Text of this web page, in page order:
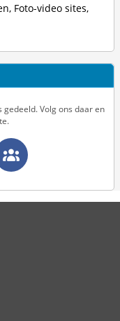
, Foto-video sites,
Volg ons daar en